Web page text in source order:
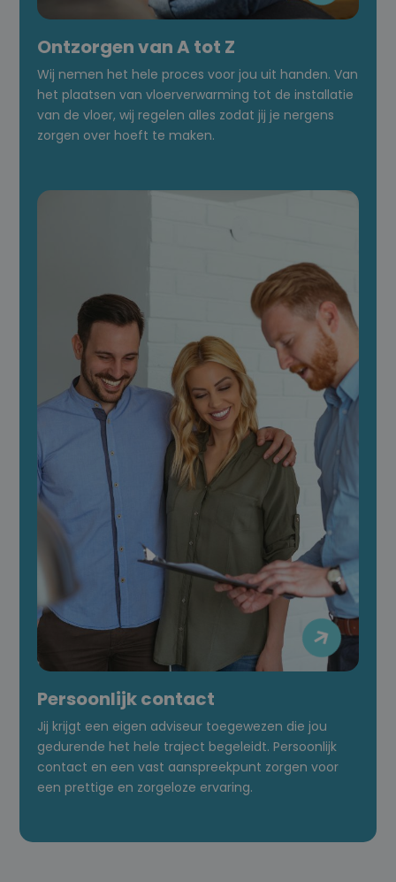
Ontzorgen van A tot Z
Wij nemen het hele proces voor jou uit handen. Van
het plaatsen van vloerverwarming tot de installatie
van de vloer, wij regelen alles zodat jij je nergens
zorgen over hoeft te maken.

Persoonlijk contact
Jij krijgt een eigen adviseur toegewezen die jou
gedurende het hele traject begeleidt. Persoonlijk
contact en een vast aanspreekpunt zorgen voor
een prettige en zorgeloze ervaring.